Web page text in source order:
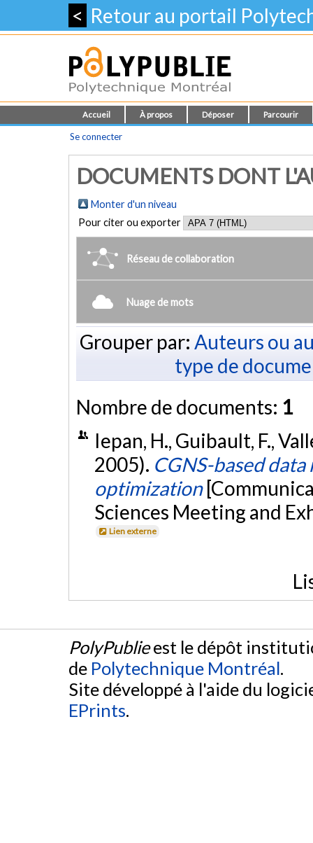
< Retour au portail
Accueil À propos Déposer Parcourir
Se connecter
DOCUMENTS DONT
Monter d'un niveau
Pour citer ou exporter
Réseau de collaboration
Nuage de mots
Grouper par: Auteurs ou
type de
Nombre de documents: 1
Iepan, H., Guibault, F.,
2005). CGNS-based
optimization
Sciences Meeting and
Lien externe
PolyPublieest le dépôt
de Polytechnique Montréal.
Site développé à l'aide du
EPrints.